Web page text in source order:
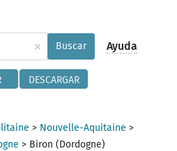
× Buscar Ayuda
DESCARGAR
> Nouvelle-Aquitaine >
> Biron (Dordogne)